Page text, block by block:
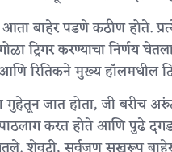
बाहेर पडणे कठीण होते.
ट्रिगर करण्याचा निर्णय
रितिकने मुख्य
गुहेतून जात होता, जी बरीच
पाठलाग करत होते आणि पुढे